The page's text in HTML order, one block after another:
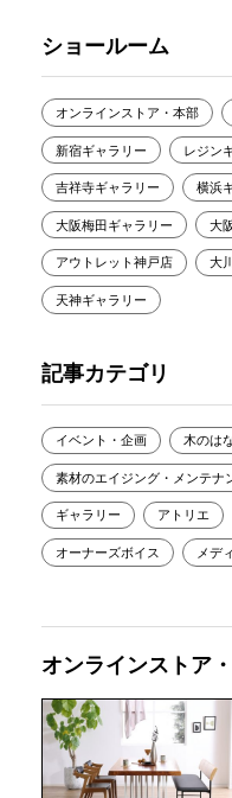
ショールーム
オンラインストア・本部
新宿ギャラリー レジン
吉祥寺ギャラリー 横浜
大阪梅田ギャラリー 大
アウトレット神戸店 大
天神ギャラリー
記事カテゴリ
イベント・企画 木のは
素材のエイジング・メンテナ
ギャラリー アトリエ
オーナーズボイス メデ
オンラインストア